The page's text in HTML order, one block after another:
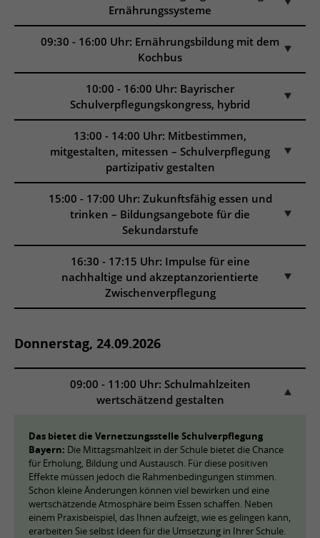
Ernährungssysteme
09:30 - 16:00 Uhr: Ernährungsbildung mit dem
Kochbus
10:00 - 16:00 Uhr: Bayrischer
Schulverpflegungskongress, hybrid
13:00 - 14:00 Uhr: Mitbestimmen,
mitgestalten, mitessen – Schulverpflegung
partizipativ gestalten
15:00 - 17:00 Uhr: Zukunftsfähig essen und
trinken – Bildungsangebote für die
Sekundarstufe
16:30 - 17:15 Uhr: Impulse für eine
nachhaltige und akzeptanzorientierte
Zwischenverpflegung
Donnerstag, 24.09.2026
09:00 - 11:00 Uhr: Schulmahlzeiten
wertschätzend gestalten
Das bietet die Vernetzungsstelle Schulverpflegung
Bayern: Die Mittagsmahlzeit in der Schule bietet die Chance
für Erholung, Bildung und Austausch. Für diese positiven
Effekte müssen jedoch die Rahmenbedingungen stimmen.
Schon kleine Änderungen können viel bewirken und eine
wertschätzende Atmosphäre beim Essen schaffen. Neben
einem Praxisbeispiel, das Ihnen aufzeigt, wie es gelingen kann,
erarbeiten Sie selbst Ideen für die Umsetzung in Ihrer Schule.